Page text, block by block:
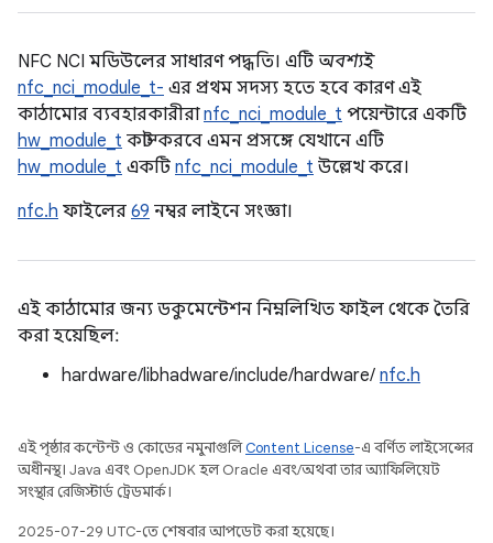
NFC NCI মডিউলের সাধারণ পদ্ধতি। এটি অবশ্যই
nfc_nci_module_t- এর প্রথম সদস্য হতে হবে কারণ এই
কাঠামোর ব্যবহারকারীরাnfc_nci_module_t পয়েন্টারে একটি
hw_module_t কাস্ট করবে এমন প্রসঙ্গে যেখানে এটি
hw_module_t একটি nfc_nci_module_t উল্লেখ করে।
nfc.h ফাইলের 69 নম্বর লাইনে সংজ্ঞা।
এই কাঠামোর জন্য ডকুমেন্টেশন নিম্নলিখিত ফাইল থেকে তৈরি
করা হয়েছিল:
hardware/libhadware/include/hardware/ nfc.h
এই পৃষ্ঠার কন্টেন্ট ও কোডের নমুনাগুলিContent License-এ বর্ণিত লাইসেন্সের
অধীনস্থ। Java এবং OpenJDK হল Oracle এবং/অথবা তার অ্যাফিলিয়েট
সংস্থার রেজিস্টার্ড ট্রেডমার্ক।
2025-07-29 UTC-তে শেষবার আপডেট করা হয়েছে।